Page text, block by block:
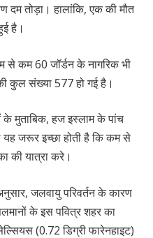
दम तोड़ा। हालांकि, एक की मौत
है।
से कम 60 जॉर्डन के नागरिक भी
कुल संख्या 577 हो गई है।
के मुताबिक, हज इस्लाम के पांच
जरूर इच्छा होती है कि कम से
की यात्रा करे।
जलवायु परिवर्तन के कारण
के इस पवित्र शहर का
(0.72 डिग्री फारेनहाइट)